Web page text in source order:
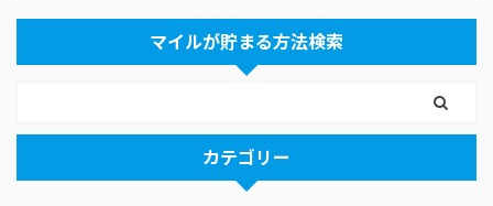
マイルが貯まる方法検索
カテゴリー